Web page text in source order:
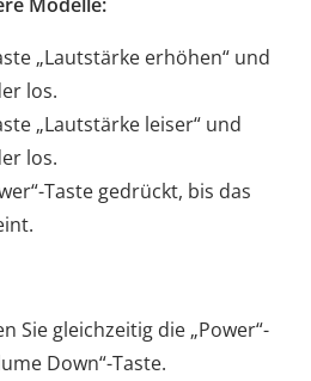
„Lautstärke erhöhen“ und
los.
„Lautstärke leiser“ und
los.
Taste gedrückt, bis das
Sie gleichzeitig die „Power“-
Down“-Taste.